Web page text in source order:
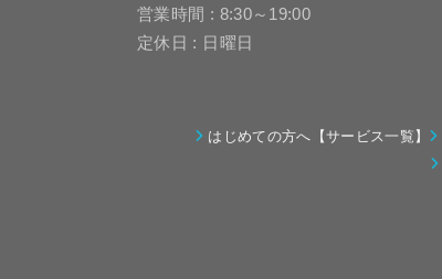
営業時間 : 8:30～19:00
定休日 : 日曜日
はじめての方へ【サービス一覧】